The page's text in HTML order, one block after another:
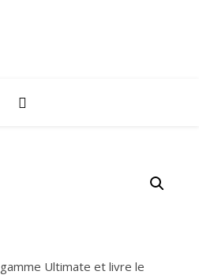
Ultimate et livre le